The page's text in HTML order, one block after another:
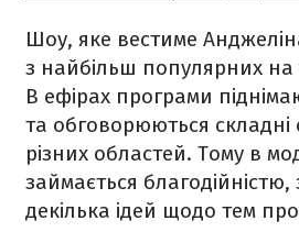
Шоу, яке вестиме
з найбільш популярних на
В ефірах програми
та обговорюються складні
різних областей. Тому в
займається благодійністю,
декілька ідей щодо тем